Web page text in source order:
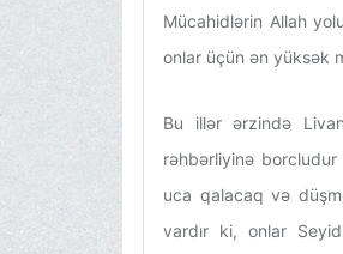
Mücahidlərin Allah
onlar üçün ən yüksək
Bu illər ərzində
rəhbərliyinə
uca qalacaq və
vardır ki, onlar